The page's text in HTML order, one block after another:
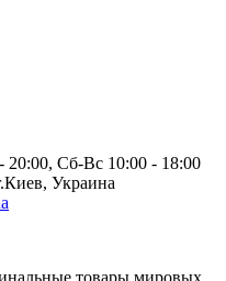
Сб-Вс 10:00 - 18:00
Украина
товары мировых